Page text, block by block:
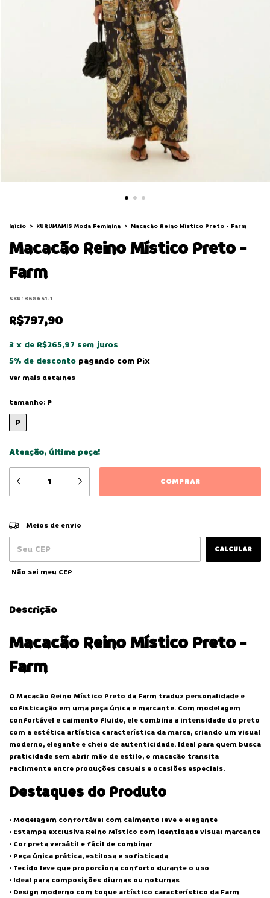
Início > KURUMAMIS Moda Feminina > Macacão Reino Místico Preto - Farm
Macacão Reino Místico Preto -
Farm
SKU: 368651-1
R$797,90
3 x de R$265,97 sem juros
5% de desconto pagando com Pix
Ver mais detalhes
tamanho: P
P
Atenção, última peça!
Entregas para o CEP:
Meios de envio
CALCULAR
Não sei meu CEP
Descrição
Macacão Reino Místico Preto -
Farm
O Macacão Reino Místico Preto da Farm traduz personalidade e
sofisticação em uma peça única e marcante. Com modelagem
confortável e caimento fluido, ele combina a intensidade do preto
com a estética artística característica da marca, criando um visual
moderno, elegante e cheio de autenticidade. Ideal para quem busca
praticidade sem abrir mão de estilo, o macacão transita
facilmente entre produções casuais e ocasiões especiais.
Destaques do Produto
• Modelagem confortável com caimento leve e elegante
• Estampa exclusiva Reino Místico com identidade visual marcante
• Cor preta versátil e fácil de combinar
• Peça única prática, estilosa e sofisticada
• Tecido leve que proporciona conforto durante o uso
• Ideal para composições diurnas ou noturnas
• Design moderno com toque artístico característico da Farm